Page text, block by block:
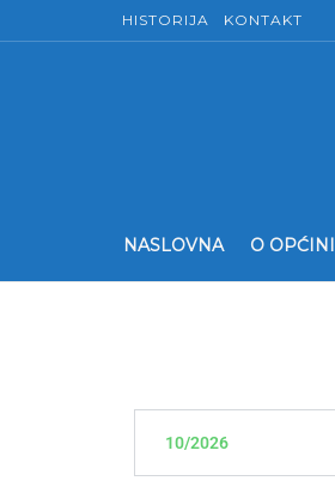
HISTORIJA KONTAKT
NASLOVNA O OPĆINI
10/2026